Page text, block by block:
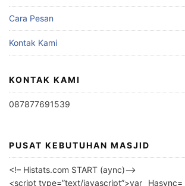
Cara Pesan
Kontak Kami
KONTAK KAMI
087877691539
PUSAT KEBUTUHAN MASJID
<!– Histats.com START (aync)–>
<script type=”text/javascript”>var